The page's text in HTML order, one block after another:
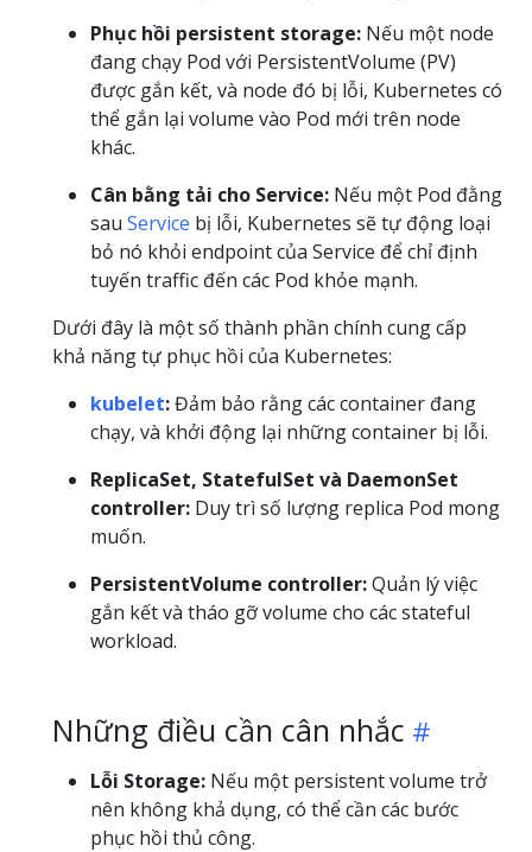
Phục hồi persistent storage: Nếu một node
đang chạy Pod với PersistentVolume (PV)
được gắn kết, và node đó bị lỗi, Kubernetes có
thể gắn lại volume vào Pod mới trên node
khác.
Cân bằng tải cho Service: Nếu một Pod đằng
sau Service bị lỗi, Kubernetes sẽ tự động loại
bỏ nó khỏi endpoint của Service để chỉ định
tuyến traffic đến các Pod khỏe mạnh.
Dưới đây là một số thành phần chính cung cấp
khả năng tự phục hồi của Kubernetes:
kubelet:Đảm bảo rằng các container đang
chạy, và khởi động lại những container bị lỗi.
ReplicaSet, StatefulSet và DaemonSet
controller: Duy trì số lượng replica Pod mong
muốn.
PersistentVolume controller:Quản lý việc
gắn kết và tháo gỡ volume cho các stateful
workload.
Những điều cần cân nhắc
Lỗi Storage: Nếu một persistent volume trở
nên không khả dụng, có thể cần các bước
phục hồi thủ công.